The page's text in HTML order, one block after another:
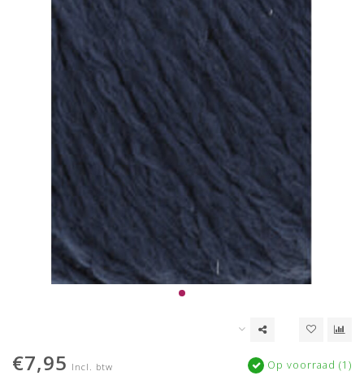
€7,95 Incl. btw Op voorraad (1)